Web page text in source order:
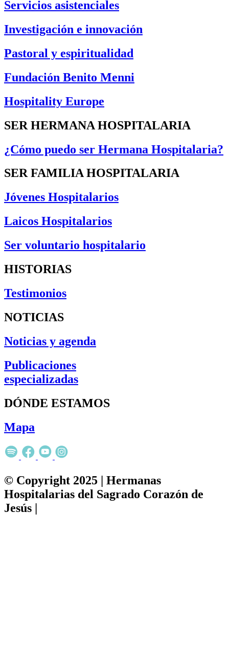
Servicios asistenciales
Investigación e innovación
Pastoral y espiritualidad
Fundación Benito Menni
Hospitality Europe
SER HERMANA HOSPITALARIA
¿Cómo puedo ser Hermana Hospitalaria?
SER FAMILIA HOSPITALARIA
Jóvenes Hospitalarios
Laicos Hospitalarios
Ser voluntario hospitalario
HISTORIAS
Testimonios
NOTICIAS
Noticias y agenda
Publicaciones
especializadas
DÓNDE ESTAMOS
Mapa
© Copyright 2025 | Hermanas
Hospitalarias del Sagrado Corazón de
Jesús |